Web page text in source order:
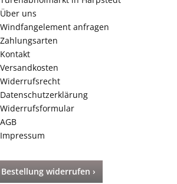
Über uns
Windfangelement anfragen
Zahlungsarten
Kontakt
Versandkosten
Widerrufsrecht
Datenschutzerklärung
Widerrufsformular
AGB
Impressum
Bestellung widerrufen ›